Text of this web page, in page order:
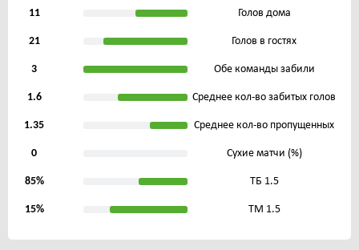
11 Голов дома
21 Голов в гостях
3 Обе команды забили
1.6 Среднее кол-во забитых голов
1.35 Среднее кол-во пропущенных
0 Сухие матчи (%)
85% ТБ 1.5
15% ТМ 1.5